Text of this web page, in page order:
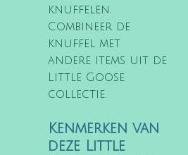
knuffelen.
Combineer de
knuffel met
andere items uit de
Little Goose
collectie.
Kenmerken van
deze Little